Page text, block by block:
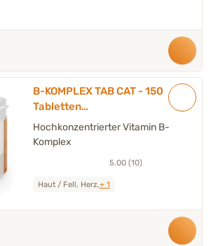
B-KOMPLEX TAB CAT - 150
Tabletten
Ergänzungsfuttermittel
Katze
Hochkonzentrierter Vitamin B-
Komplex
5.00 (10)
Haut / Fell, Herz,+ 1